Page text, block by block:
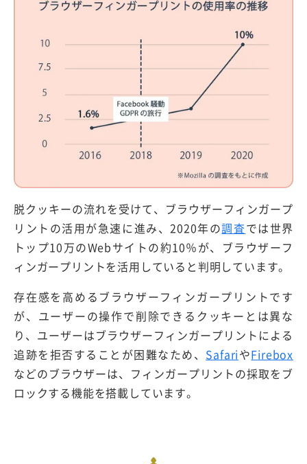
脱クッキーの流れを受けて、ブラウザーフィンガープ
リントの活用が急速に進み、2020年の調査では世界
トップ10万のWebサイトの約10％が、ブラウザーフ
ィンガープリントを活用していると判明しています。
存在感を高めるブラウザーフィンガープリントです
が、ユーザーの操作で削除できるクッキーとは異な
り、ユーザーはブラウザーフィンガープリントによる
追跡を拒否することが困難なため、 SafariやFirebox
などのブラウザーは、フィンガープリントの採取をブ
ロックする機能を搭載しています。